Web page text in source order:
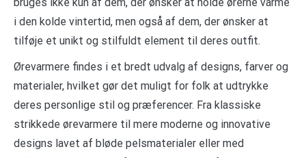
i den kolde vintertid, men også af dem, der ønsker at
tilføje et unikt og stilfuldt element til deres outfit.
Ørevarmere findes i et bredt udvalg af designs, farver og
materialer, hvilket gør det muligt for folk at udtrykke
deres personlige stil og præferencer. Fra klassiske
strikkede ørevarmere til mere moderne og innovative
designs lavet af bløde pelsmaterialer eller med